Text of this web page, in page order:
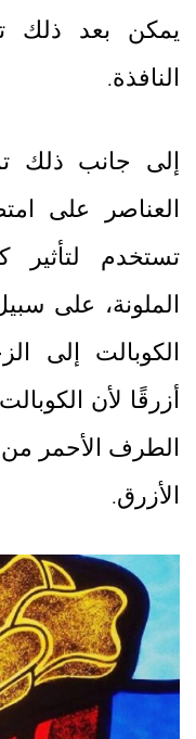
يمكن بعد ذلك
النافذة.
إلى جانب ذلك
العناصر على
تستخدم لتأثير
الملونة، على
الكوبالت إلى
أزرقًا لأن
الطرف الأحمر من
الأزرق.